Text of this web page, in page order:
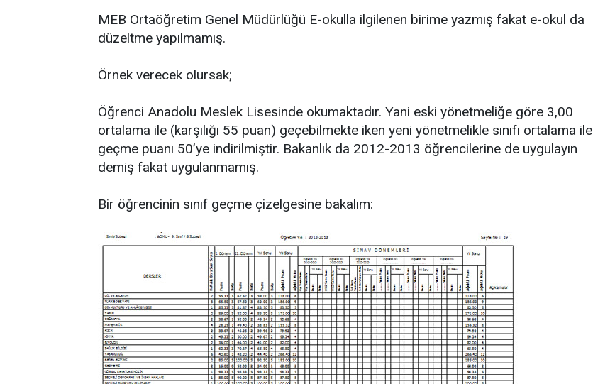
MEB Ortaöğretim Genel Müdürlüğü E-okulla ilgilenen birime yazmış fakat e-okul da
düzeltme yapılmamış.
Örnek verecek olursak;
Öğrenci Anadolu Meslek Lisesinde okumaktadır. Yani eski yönetmeliğe göre 3,00
ortalama ile (karşılığı 55 puan) geçebilmekte iken yeni yönetmelikle sınıfı ortalama ile
geçme puanı 50’ye indirilmiştir. Bakanlık da 2012-2013 öğrencilerine de uygulayın
demiş fakat uygulanmamış.
Bir öğrencinin sınıf geçme çizelgesine bakalım: